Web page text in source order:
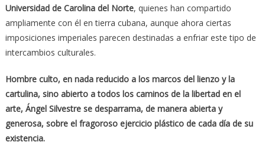
Universidad de Carolina del Norte, quienes han compartido
ampliamente con él en tierra cubana, aunque ahora ciertas
imposiciones imperiales parecen destinadas a enfriar este tipo de
intercambios culturales.
Hombre culto, en nada reducido a los marcos del lienzo y la
cartulina, sino abierto a todos los caminos de la libertad en el
arte, Ángel Silvestre se desparrama, de manera abierta y
generosa, sobre el fragoroso ejercicio plástico de cada día de su
existencia.